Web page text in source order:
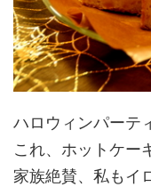
ハロウィンパーテ
これ、ホットケー
家族絶賛、私もイ